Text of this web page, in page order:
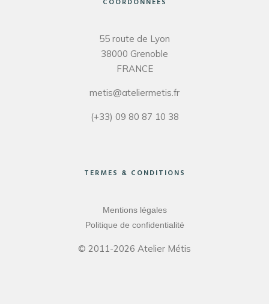
55 route de Lyon
38000 Grenoble
FRANCE
metis@ateliermetis.fr
(+33) 09 80 87 10 38
TERMES & CONDITIONS
Mentions légales
Politique de confidentialité
© 2011-2026 Atelier Métis